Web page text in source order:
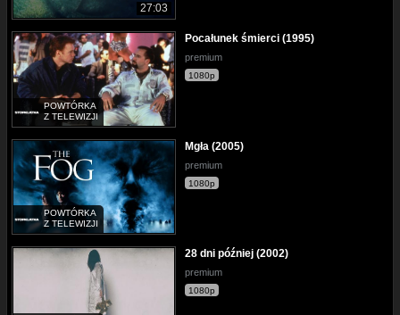
27:03
POWTÓRKA
Z TELEWIZJI
Pocałunek śmierci (1995)
premium
1080p
POWTÓRKA
Z TELEWIZJI
Mgła (2005)
premium
1080p
28 dni później (2002)
premium
1080p